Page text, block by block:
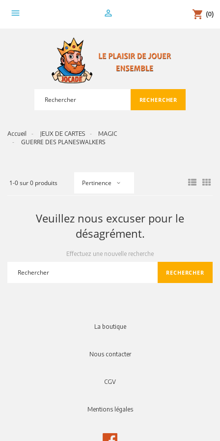
menu person_outline shopping_cart (0)
search
RECHERCHER
Accueil JEUX DE CARTES MAGIC
GUERRE DES PLANESWALKERS
1-0 sur 0 produits Pertinence
Veuillez nous excuser pour le
désagrément.
Effectuez une nouvelle recherche
search
RECHERCHER
La boutique
Nous contacter
CGV
Mentions légales